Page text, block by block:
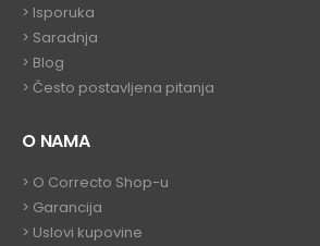
> Isporuka
> Saradnja
> Blog
> Često postavljena pitanja
O NAMA
> O Correcto Shop-u
> Garancija
> Uslovi kupovine